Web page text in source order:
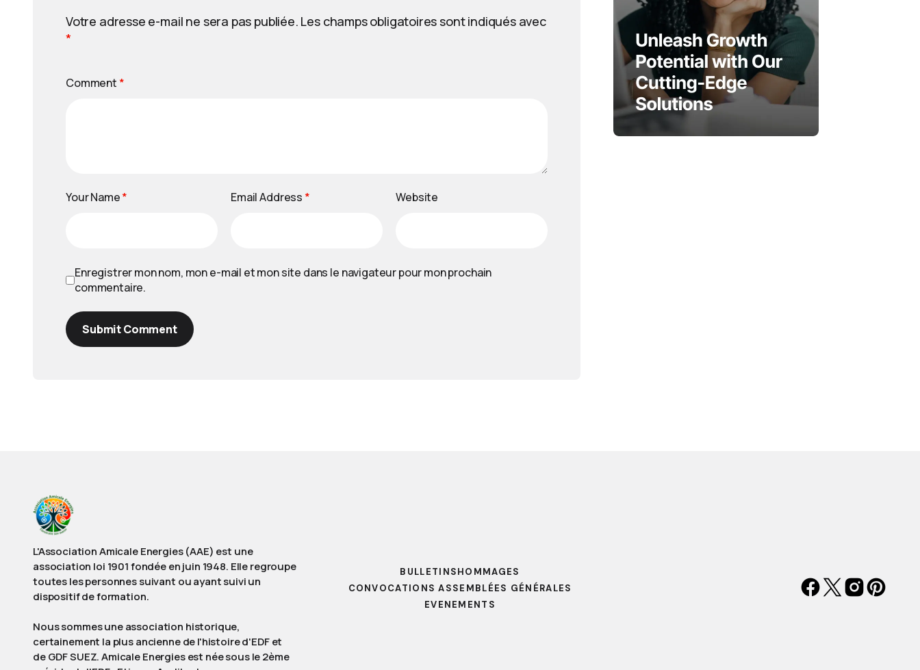
Votre adresse e-mail ne sera pas publiée. Les champs obligatoires sont indiqués avec
*
Comment *
Your Name* Email Address * Website
Enregistrer mon nom, mon e-mail et mon site dans le navigateur pour mon prochain
commentaire.
Submit Comment
L'Association Amicale Energies (AAE) est une
association loi 1901 fondée en juin 1948. Elle regroupe
toutes les personnes suivant ou ayant suivi un
dispositif de formation.
Nous sommes une association historique,
certainement la plus ancienne de l'histoire d'EDF et
de GDF SUEZ. Amicale Energies est née sous le 2ème
BULLETINSHOMMAGES
CONVOCATIONS ASSEMBLÉES GÉNÉRALES
EVENEMENTS